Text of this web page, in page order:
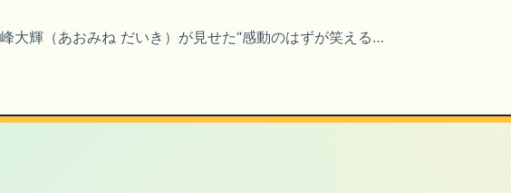
大輝（あおみね だいき）が見せた“感動のはずが笑える…